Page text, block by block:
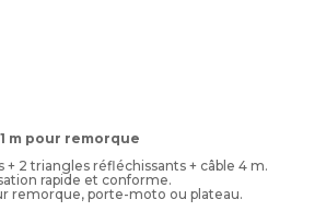
m pour remorque
+ 2 triangles réfléchissants + câble 4 m.
rapide et conforme.
remorque, porte-moto ou plateau.